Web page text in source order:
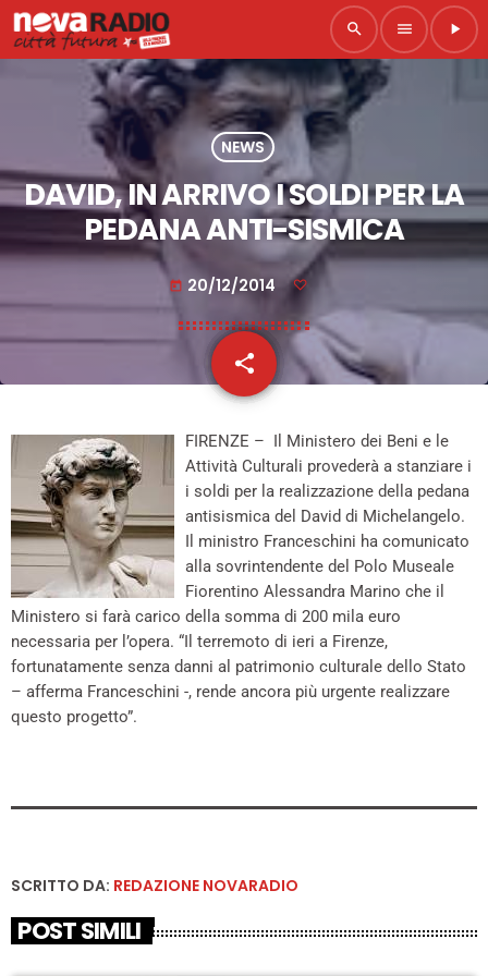
search menu play_arrow
NEWS
DAVID, IN ARRIVO I SOLDI PER LA
PEDANA ANTI-SISMICA
today 20/12/2014
share
email
FIRENZE – Il Ministero dei Beni e le
Attività Culturali provederà a stanziare i
i soldi per la realizzazione della pedana
antisismica del David di Michelangelo.
Il ministro Franceschini ha comunicato
alla sovrintendente del Polo Museale
Fiorentino Alessandra Marino che il
Ministero si farà carico della somma di 200 mila euro
necessaria per l’opera. “Il terremoto di ieri a Firenze,
fortunatamente senza danni al patrimonio culturale dello Stato
– afferma Franceschini -, rende ancora più urgente realizzare
questo progetto”.
SCRITTO DA: REDAZIONE NOVARADIO
POST SIMILI